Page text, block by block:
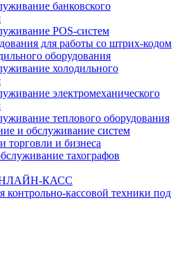
банковского
POS-систем
для работы со штрих-кодом
оборудования
холодильного
электромеханического
теплового оборудования
и обслуживание систем
торговли и бизнеса
тахографов
КАСС
контрольно-кассовой техники под